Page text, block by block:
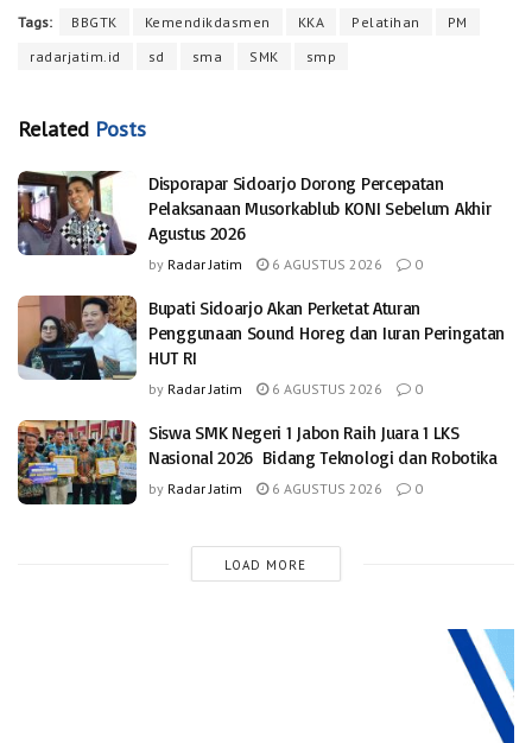
Tags: BBGTK Kemendikdasmen KKA Pelatihan
PM
radarjatim.id
sd sma SMK smp
Related Posts
Disporapar Sidoarjo Dorong Percepatan
Pelaksanaan Musorkablub KONI Sebelum Akhir
Agustus 2026
by Radar Jatim 6 AGUSTUS 2026 0
Bupati Sidoarjo Akan Perketat Aturan
Penggunaan Sound Horeg dan Iuran Peringatan
HUT RI
by Radar Jatim 6 AGUSTUS 2026 0
Siswa SMK Negeri 1 Jabon Raih Juara 1 LKS
Nasional 2026 Bidang Teknologi dan Robotika
by Radar Jatim 6 AGUSTUS 2026 0
LOAD MORE